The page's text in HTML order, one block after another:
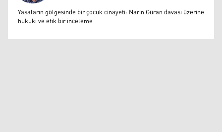
Prof. Dr. Ümit Yazıcıoğlu
Yasaların gölgesinde bir çocuk cinayeti: Narin Güran davası üzerine
hukuki ve etik bir inceleme